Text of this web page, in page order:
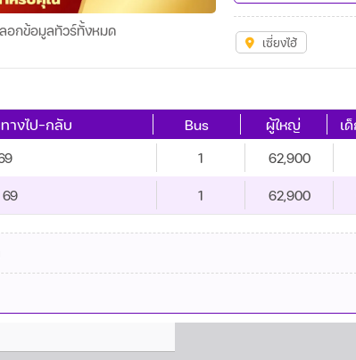
อกข้อมูลทัวร์ทั้งหมด
เซี่ยงไฮ้
างไป-กลับ Bus ผู้ใหญ่ เ
1 62,900
1 62,900